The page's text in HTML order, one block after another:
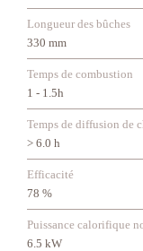
Longueur des bûches
330 mm
Temps de combustion
1 - 1.5h
Temps de diffusion de
> 6.0 h
Efficacité
78 %
Puissance calorifique
6.5 kW